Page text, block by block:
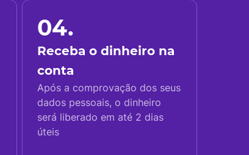
04.
Receba o dinheiro na
conta
Após a comprovação dos seus
dados pessoais, o dinheiro
será liberado em até 2 dias
úteis